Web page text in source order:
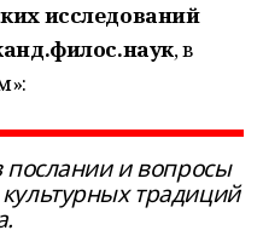
исследований
, в
послании и вопросы
традиций